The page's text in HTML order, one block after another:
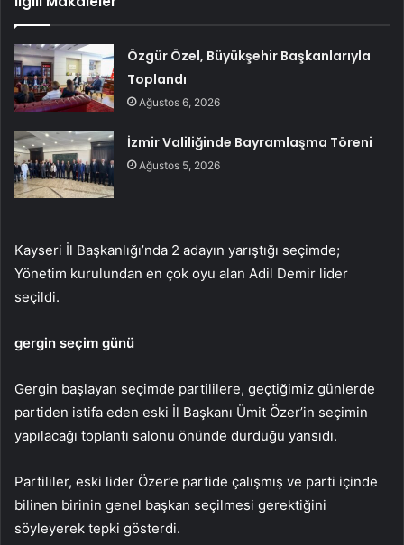
Özgür Özel, Büyükşehir Başkanlarıyla
Toplandı
Ağustos 6, 2026
İzmir Valiliğinde Bayramlaşma Töreni
Ağustos 5, 2026
Kayseri İl Başkanlığı’nda 2 adayın yarıştığı seçimde;
Yönetim kurulundan en çok oyu alan Adil Demir lider
seçildi.
gergin seçim günü
Gergin başlayan seçimde partililere, geçtiğimiz günlerde
partiden istifa eden eski İl Başkanı Ümit Özer’in seçimin
yapılacağı toplantı salonu önünde durduğu yansıdı.
Partililer, eski lider Özer’e partide çalışmış ve parti içinde
bilinen birinin genel başkan seçilmesi gerektiğini
söyleyerek tepki gösterdi.